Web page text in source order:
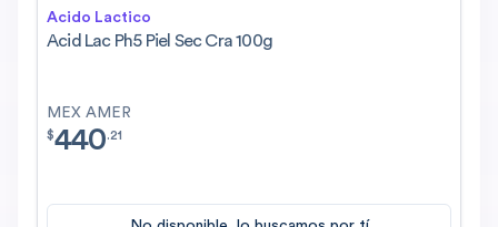
Acido Lactico
Acid Lac Ph5 Piel Sec Cra 100g
MEX AMER
$440.21
$440.21